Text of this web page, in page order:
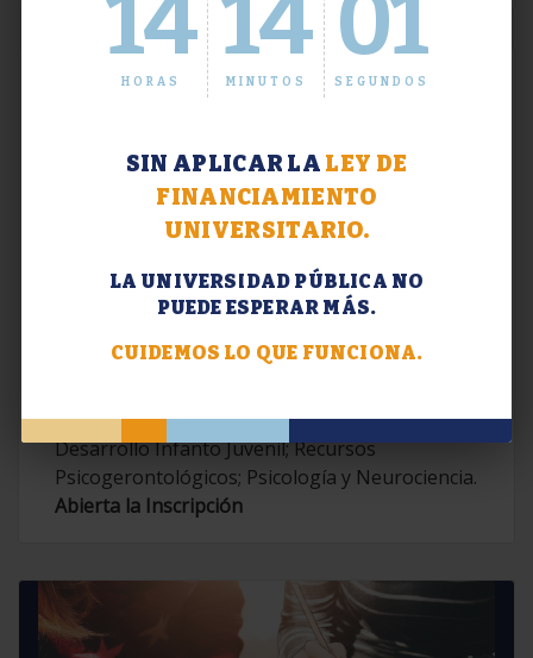
14
HORAS
14
MINUTOS
02
SEGUNDOS
SIN APLICAR LA LEY DE
FINANCIAMIENTO
UNIVERSITARIO.
LA UNIVERSIDAD PÚBLICA NO
PUEDE ESPERAR MÁS.
CUIDEMOS LO QUE FUNCIONA.
Extensión. Diplomaturas 2026.
Contemporáneas; Problemáticas en el
Desarrollo Infanto Juvenil; Recursos
Psicogerontológicos; Psicología y Neurociencia.
Abierta la Inscripción